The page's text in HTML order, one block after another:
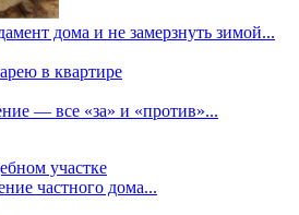
дома и не замерзнуть зимой...
в квартире
— все «за» и «против»...
частного дома...